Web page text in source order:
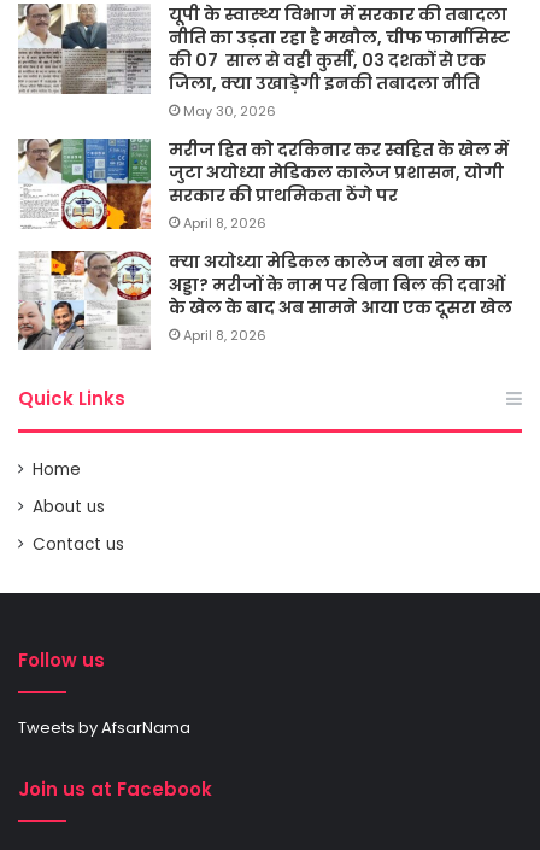
यूपी के स्वास्थ्य विभाग में सरकार की तबादला
नीति का उड़ता रहा है मखौल, चीफ फार्मासिस्ट
की 07 साल से वही कुर्सी, 03 दशकों से एक
जिला, क्या उखाड़ेगी इनकी तबादला नीति
May 30, 2026
मरीज हित को दरकिनार कर स्वहित के खेल में
जुटा अयोध्या मेडिकल कालेज प्रशासन, योगी
सरकार की प्राथमिकता ठेंगे पर
April 8, 2026
क्या अयोध्या मेडिकल कालेज बना खेल का
अड्डा? मरीजों के नाम पर बिना बिल की दवाओं
के खेल के बाद अब सामने आया एक दूसरा खेल
April 8, 2026
Quick Links
Home
About us
Contact us
Follow us
Tweets by AfsarNama
Join us at Facebook